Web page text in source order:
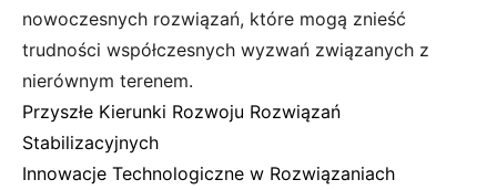
nowoczesnych rozwiązań, które mogą znieść
trudności współczesnych wyzwań związanych z
nierównym terenem.
Przyszłe Kierunki Rozwoju Rozwiązań
Stabilizacyjnych
Innowacje Technologiczne w Rozwiązaniach